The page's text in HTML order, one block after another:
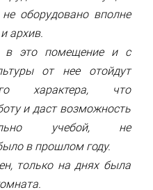
оборудовано вполне
архив.
это помещение и с
от нее отойдут
характера, что
и даст возможность
учебой, не
в прошлом году.
только на днях была